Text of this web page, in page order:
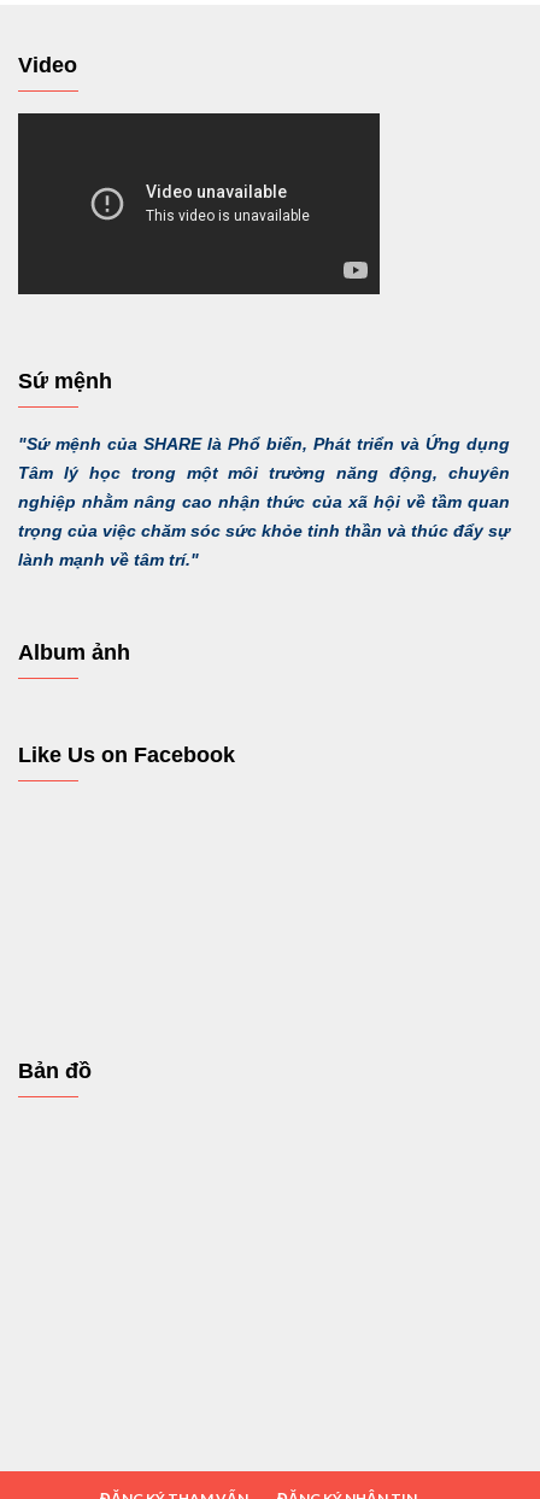
Video
Sứ mệnh
"Sứ mệnh của SHARE là Phổ biến, Phát triển và Ứng dụng
Tâm lý học trong một môi trường năng động, chuyên
nghiệp nhằm nâng cao nhận thức của xã hội về tầm quan
trọng của việc chăm sóc sức khỏe tinh thần và thúc đẩy sự
lành mạnh về tâm trí."
Album ảnh
Like Us on Facebook
Bản đồ